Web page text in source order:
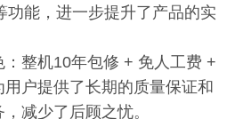
功能，进一步提升了产品的实
整机10年包修 + 免人工费 +
户提供了长期的质量保证和
减少了后顾之忧。